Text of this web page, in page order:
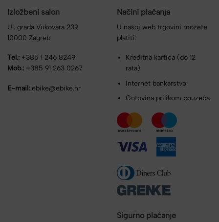
Izložbeni salon
Ul. grada Vukovara 239
10000 Zagreb
Tel.: +385 1 246 8249
Mob.: +385 91 263 0267
E-mail: ebike@ebike.hr
Načini plaćanja
U našoj web trgovini možete
platiti:
Kreditna kartica (do 12
rata)
Internet bankarstvo
Gotovina prilikom pouzeća
Sigurno plaćanje